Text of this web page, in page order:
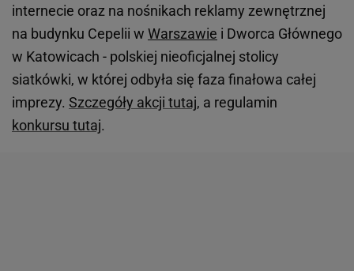
internecie oraz na nośnikach reklamy zewnętrznej
na budynku Cepelii w Warszawie i Dworca Głównego
w Katowicach - polskiej nieoficjalnej stolicy
siatkówki, w której odbyła się faza finałowa całej
imprezy. Szczegóły akcji tutaj, a regulamin
konkursu tutaj.